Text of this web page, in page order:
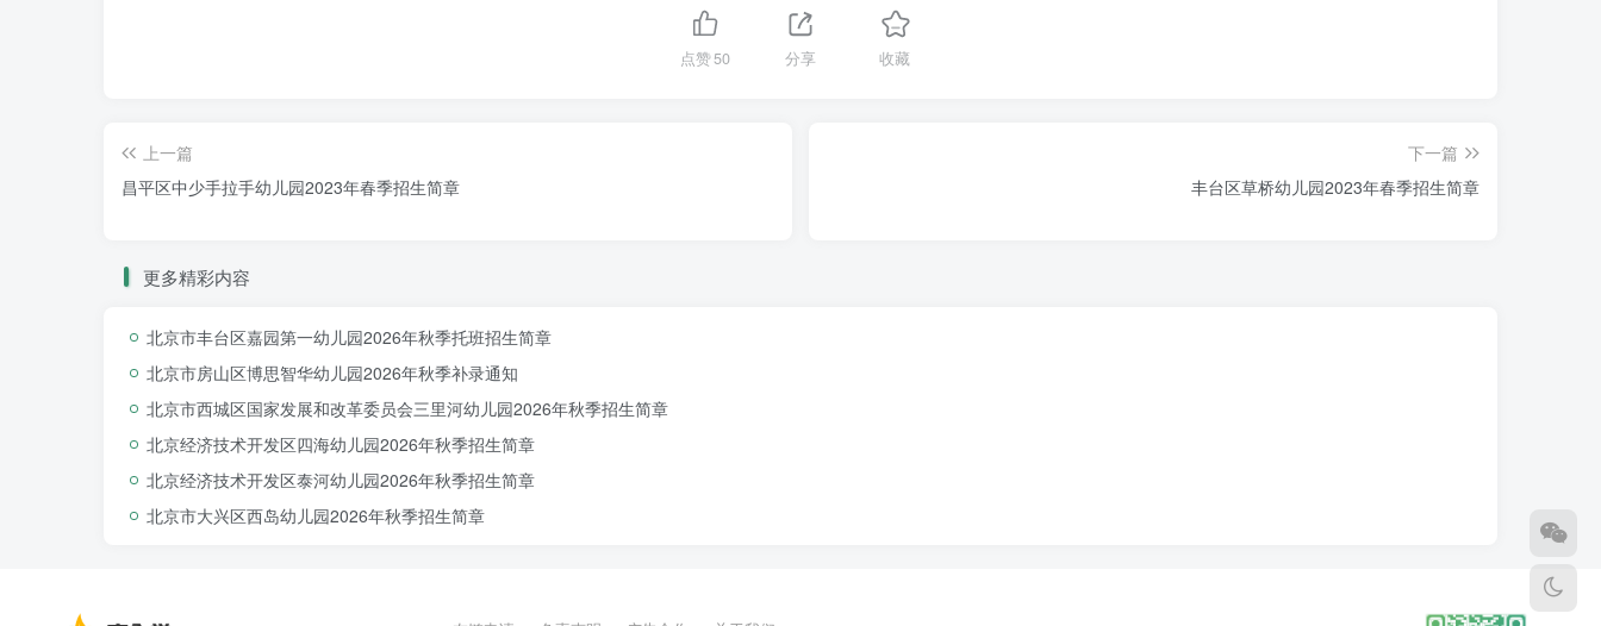
点赞50 分享 收藏
上一篇
昌平区中少手拉手幼儿园2023年春季招生简章
下一篇
丰台区草桥幼儿园2023年春季招生简章
更多精彩内容
北京市丰台区嘉园第一幼儿园2026年秋季托班招生简章
北京市房山区博思智华幼儿园2026年秋季补录通知
北京市西城区国家发展和改革委员会三里河幼儿园2026年秋季招生简章
北京经济技术开发区四海幼儿园2026年秋季招生简章
北京经济技术开发区泰河幼儿园2026年秋季招生简章
北京市大兴区西岛幼儿园2026年秋季招生简章